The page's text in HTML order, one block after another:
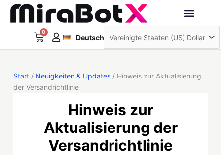
Zum
0
WarenkorbDeutsch
Français
日本語
Start/ Neuigkeiten & Updates/ Hinweis zur Aktualisierung
der Versandrichtlinie
Hinweis zur
Aktualisierung der
Versandrichtlinie